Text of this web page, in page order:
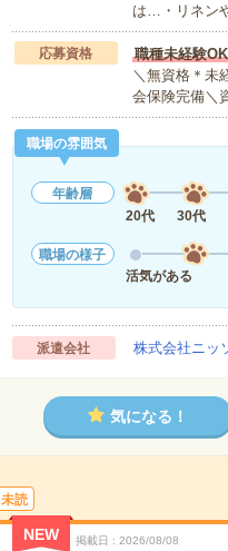
は…・リネン
応募資格 職種未経験OK
＼無資格＊未
会保険完備＼
職場の雰囲気
年齢層
20代
30代
職場の様子
活気がある
派遣会社 株式会社ニッ
気になる！
未読
NEW 掲載日 2026/08/08